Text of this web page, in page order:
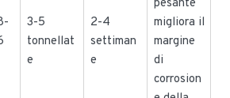
3-5
tonnellat
e
2-4
settiman
e
pesante
migliora il
margine
di
corrosion